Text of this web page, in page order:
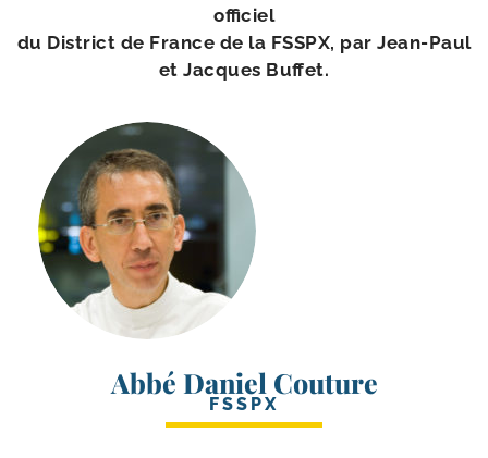
offi­ciel
du District de France de la FSSPX, par Jean-​Paul
et Jacques Buffet.
Abbé Daniel Couture
FSSPX